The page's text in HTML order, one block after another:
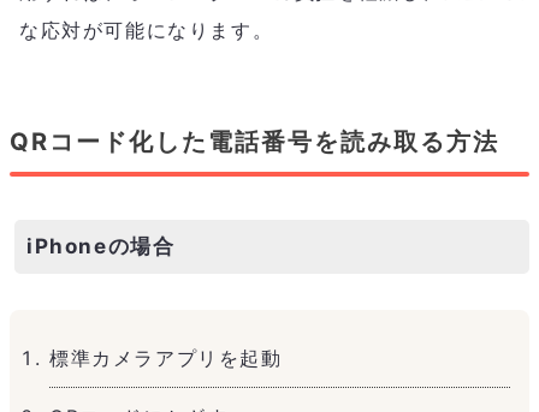
な応対が可能になります。
QRコード化した電話番号を読み取る方法
iPhoneの場合
標準カメラアプリを起動